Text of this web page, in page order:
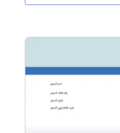
الشهادة من قِبل الجهة